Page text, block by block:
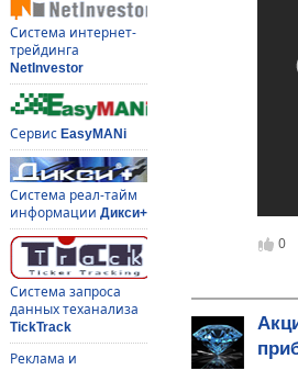
Система интернет-
трейдинга
NetInvestor
Сервис EasyMANi
Система реал-тайм
информации Дикси+
Система запроса
данных теханализа
TickTrack
Реклама и
0